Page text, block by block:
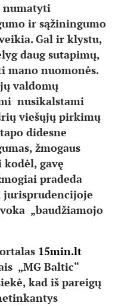
numatyti
ir sąžiningumo
Gal ir klystu,
daug sutapimų,
mano nuomonės.
valdomų
nusikalstami
viešųjų pirkimų
didesne
žmogaus
kodėl, gavę
pradeda
„baudžiamojo
15min.lt
„MG Baltic“
kad iš pareigų